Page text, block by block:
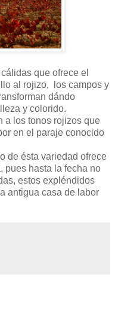
que ofrece el
al rojizo, los campos y
dándo
y colorido.
a los tonos rojizos que
en el paraje conocido
de ésta variedad ofrece
pues hasta la fecha no
estos expléndidos
antigua casa de labor